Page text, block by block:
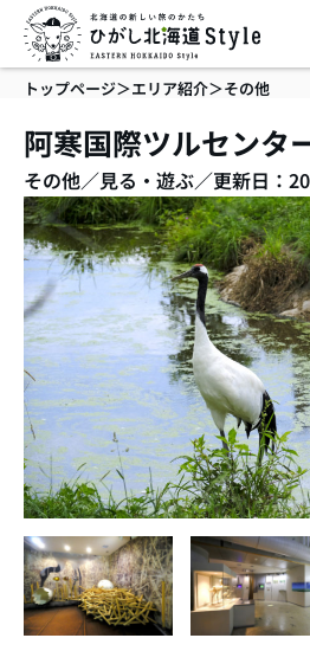
を
トップページ＞エリア紹介＞その他
阿寒国際ツルセンタ
その他／見る・遊ぶ／更新日：